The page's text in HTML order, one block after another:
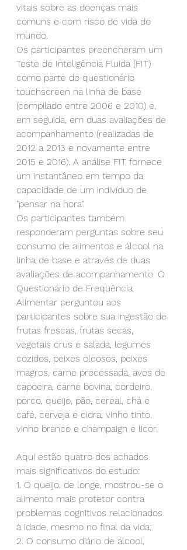
vitais sobre as doenças mais
comuns e com risco de vida do
mundo.
Os participantes preencheram um
Teste de Inteligência Fluida (FIT)
como parte do questionário
touchscreen na linha de base
(compilado entre 2006 e 2010) e,
em seguida, em duas avaliações de
acompanhamento (realizadas de
2012 a 2013 e novamente entre
2015 e 2016). A análise FIT fornece
um instantâneo em tempo da
capacidade de um indivíduo de
"pensar na hora".
Os participantes também
responderam perguntas sobre seu
consumo de alimentos e álcool na
linha de base e através de duas
avaliações de acompanhamento. O
Questionário de Frequência
Alimentar perguntou aos
participantes sobre sua ingestão de
frutas frescas, frutas secas,
vegetais crus e salada, legumes
cozidos, peixes oleosos, peixes
magros, carne processada, aves de
capoeira, carne bovina, cordeiro,
porco, queijo, pão, cereal, chá e
café, cerveja e cidra, vinho tinto,
vinho branco e champaign e licor.
Aqui estão quatro dos achados
mais significativos do estudo:
1. O queijo, de longe, mostrou-se o
alimento mais protetor contra
problemas cognitivos relacionados
à idade, mesmo no final da vida;
2. O consumo diário de álcool,